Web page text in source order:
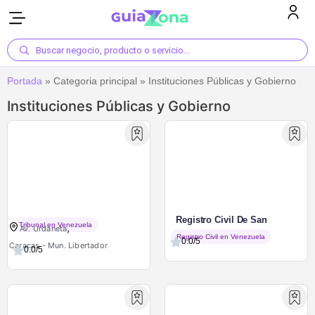
Buscar negocio, producto o servicio...
Portada » Categoria principal » Instituciones Públicas y Gobierno
Instituciones Públicas y Gobierno
Tribunal en Venezuela
Av. Urdaneta,
Caracas - Mun. Libertador
0.0/5
Registro Civil De San
Registro Civil en Venezuela
0.0/5